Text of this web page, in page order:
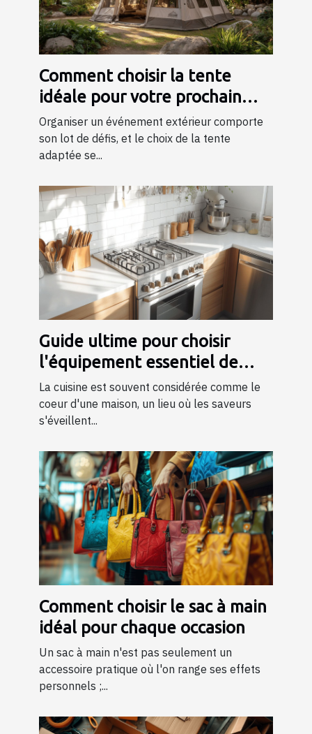
Comment choisir la tente
idéale pour votre prochain
événement ?
Organiser un événement extérieur comporte
son lot de défis, et le choix de la tente
adaptée se...
Guide ultime pour choisir
l'équipement essentiel de
cuisine
La cuisine est souvent considérée comme le
coeur d'une maison, un lieu où les saveurs
s'éveillent...
Comment choisir le sac à main
idéal pour chaque occasion
Un sac à main n'est pas seulement un
accessoire pratique où l'on range ses effets
personnels ;...